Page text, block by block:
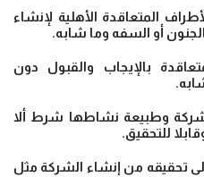
المتعاقدة الأهلية لإنشاء
أو السفه وما شابه.
بالإيجاب والقبول دون
وطبيعة نشاطها شرط ألا
للتحقيق.
تحقيقه من إنشاء الشركة مثل